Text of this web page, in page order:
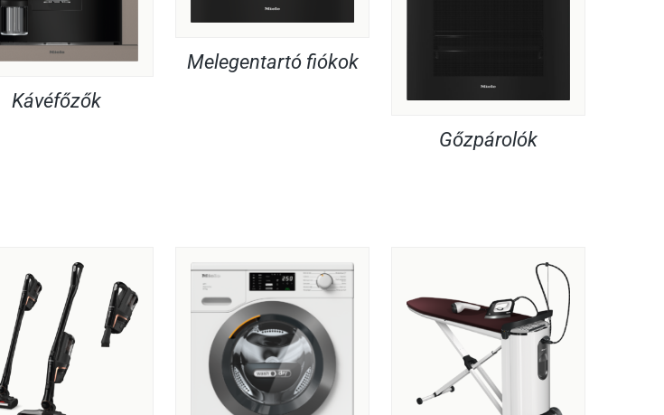
Kávéfőzők
Melegentartó fiókok
Gőzpárolók